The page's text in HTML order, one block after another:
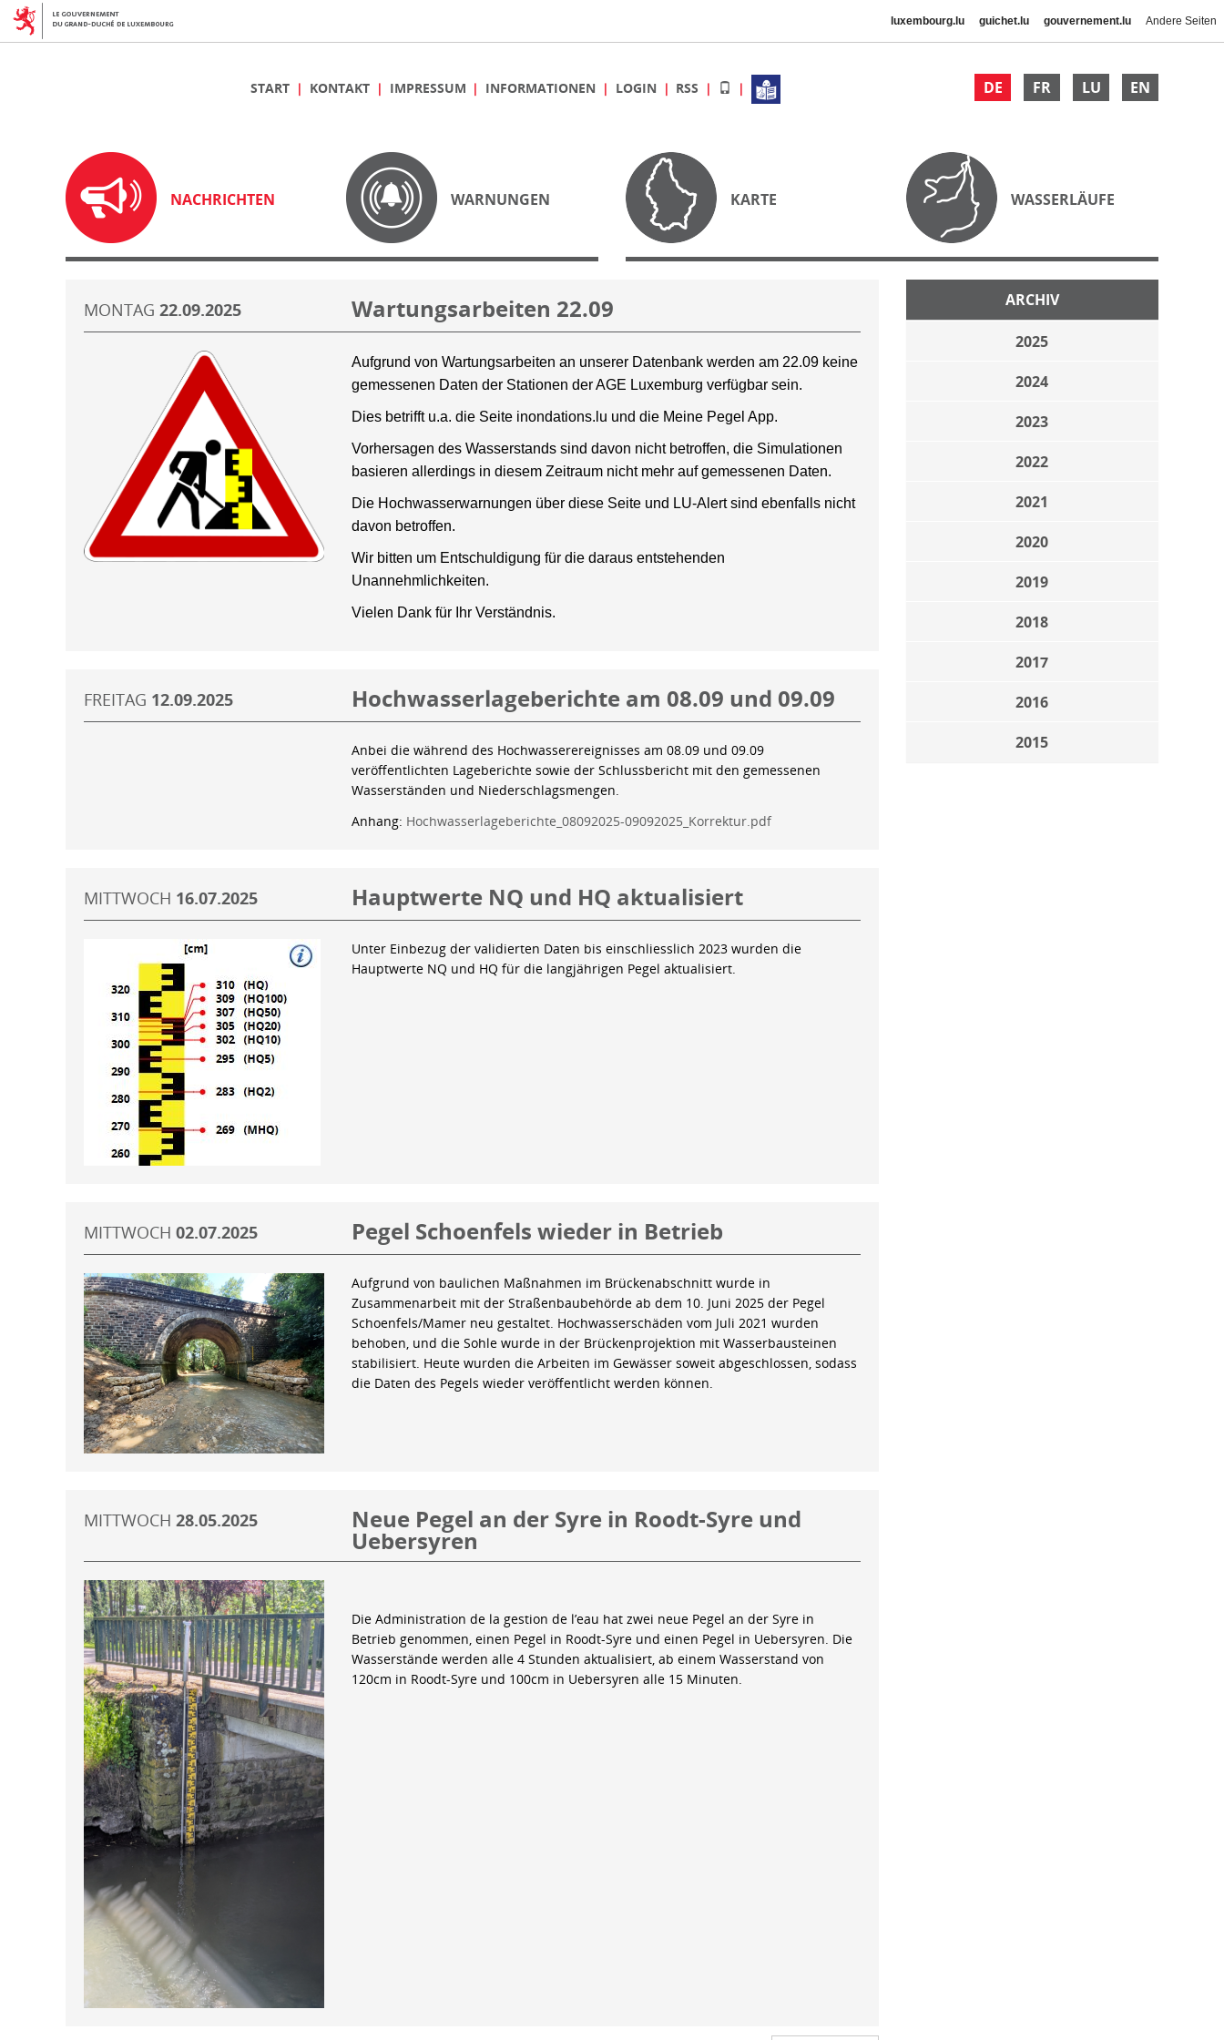
luxembourg.lu guichet.lu gouvernement.lu Andere Seiten
DE FR LU EN
START KONTAKT IMPRESSUM INFORMATIONEN LOGIN RSS
NACHRICHTEN WARNUNGEN KARTE WASSERLÄUFE
ARCHIV
2025
2024
2023
2022
2021
2020
2019
2018
2017
2016
2015
MONTAG 22.09.2025 Wartungsarbeiten 22.09
Aufgrund von Wartungsarbeiten an unserer Datenbank werden am 22.09 keine
gemessenen Daten der Stationen der AGE Luxemburg verfügbar sein.
Dies betrifft u.a. die Seite inondations.lu und die Meine Pegel App.
Vorhersagen des Wasserstands sind davon nicht betroffen, die Simulationen
basieren allerdings in diesem Zeitraum nicht mehr auf gemessenen Daten.
Die Hochwasserwarnungen über diese Seite und LU-Alert sind ebenfalls nicht
davon betroffen.
Wir bitten um Entschuldigung für die daraus entstehenden
Unannehmlichkeiten.
Vielen Dank für Ihr Verständnis.
FREITAG 12.09.2025 Hochwasserlageberichte am 08.09 und 09.09
Anbei die während des Hochwasserereignisses am 08.09 und 09.09
veröffentlichten Lageberichte sowie der Schlussbericht mit den gemessenen
Wasserständen und Niederschlagsmengen.
Anhang: Hochwasserlageberichte_08092025-09092025_Korrektur.pdf
MITTWOCH 16.07.2025 Hauptwerte NQ und HQ aktualisiert
Unter Einbezug der validierten Daten bis einschliesslich 2023 wurden die
Hauptwerte NQ und HQ für die langjährigen Pegel aktualisiert.
MITTWOCH 02.07.2025 Pegel Schoenfels wieder in Betrieb
Aufgrund von baulichen Maßnahmen im Brückenabschnitt wurde in
Zusammenarbeit mit der Straßenbaubehörde ab dem 10. Juni 2025 der Pegel
Schoenfels/Mamer neu gestaltet. Hochwasserschäden vom Juli 2021 wurden
behoben, und die Sohle wurde in der Brückenprojektion mit Wasserbausteinen
stabilisiert. Heute wurden die Arbeiten im Gewässer soweit abgeschlossen, sodass
die Daten des Pegels wieder veröffentlicht werden können.
MITTWOCH 28.05.2025 Neue Pegel an der Syre in Roodt-Syre und
Uebersyren
Die Administration de la gestion de l’eau hat zwei neue Pegel an der Syre in
Betrieb genommen, einen Pegel in Roodt-Syre und einen Pegel in Uebersyren. Die
Wasserstände werden alle 4 Stunden aktualisiert, ab einem Wasserstand von
120cm in Roodt-Syre und 100cm in Uebersyren alle 15 Minuten.